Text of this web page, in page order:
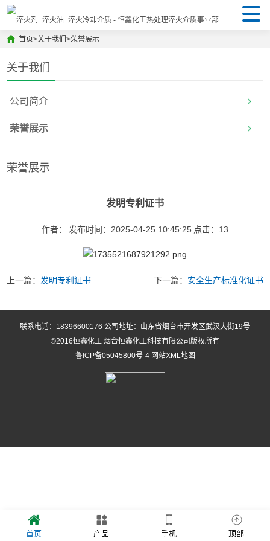
首页>关于我们>荣誉展示
关于我们
公司简介
荣誉展示
荣誉展示
发明专利证书
作者： 发布时间：2025-04-25 10:45:25 点击： 13
上一篇： 发明专利证书 下一篇： 安全生产标准化证书
联系电话：18396600176 公司地址：山东省烟台市开发区武汉大街19号
©2016恒鑫化工 烟台恒鑫化工科技有限公司版权所有
鲁ICP备05045800号-4 网站XML地图
首页 产品 手机 顶部